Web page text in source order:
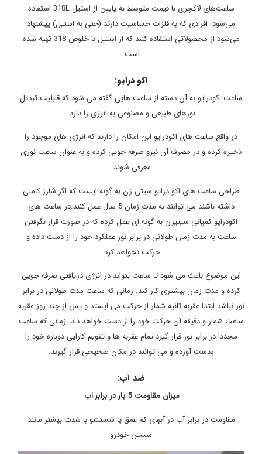
ساعت‌های لاکچری با قیمت متوسط به پایین از استیل 318L استفاده
می‌شود. افرادی که به فلزات حساسیت دارند (حتی به استیل) پیشنهاد
می‌شود از محصولاتی استفاده کنند که از استیل با خلوص 318 تهیه شده
است.
اکو درایو:
ساعت اکودرایو به آن دسته از ساعت هایی گفته می شود که قابلیت تبدیل
نورهای طبیعی و مصنوعی به انرژی را دارد.
در واقع ساعت های اکودرایو این امکان را دارند که انرژی های موجود را
ذخیره کرده و در مصرف آن نیرو صرفه جویی کرده و به عنوان ساعت نوری
معرفی شوند.
طراحی ساعت های اکو درایو سیتی زن به گونه ایست که اگر شارژ کاملی
داشته باشند می توانند به مدت زمان 5 سال عمل کنند.در ساعت های
اکودرایو کمپانی سیتیزن به گونه ای عمل کرده که در صورت قرار نگرفتن
ساعت به مدت زمان طولانی در برابر نور عملکرد خود را از دست داده و
حرکت نخواهد کرد.
این موضوع باعث می شود تا ساعت بتواند در انرژی دریافتی صرفه جویی
کرده و مدت زمان بیشتری کار کند. زمانی که ساعت مدت طولانی در برابر
نور نباشد ابتدا عقربه ثانیه شمار از حرکت می ایستد و پس از چند روز عقربه
ساعت شمار و دقیقه آن حرکت خود را از دست خواهد داد. زمانی که ساعت
مجددا در برابر نور قرار گیرد تمام عقربه ها و تقویم کارایی دوباره خود را
بدست آورده و می توانند در مکان صحیحی قرار گیرند.
ضد آب:
میزان مقاومت 5 بار در برابر آب
مقاومت در برابر آب در آبهای کم عمق یا شستشو با شدت بیشتر مانند
شستن خودرو